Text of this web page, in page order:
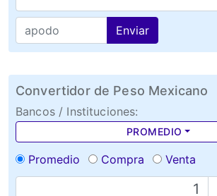
Enviar
Convertidor de Peso Mexicano
Bancos / Instituciones:
PROMEDIO
Promedio Compra Venta